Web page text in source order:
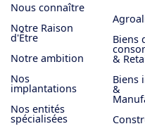
Nous connaître
Notre Raison
d'Être
Notre ambition
Nos
implantations
Nos entités
spécialisées
Biens
&
Biens
&